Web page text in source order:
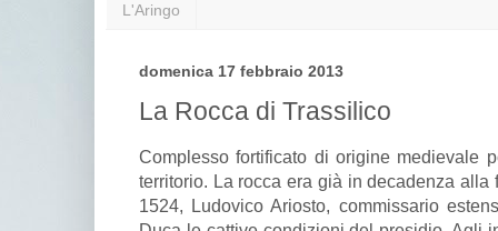
L'Aringo
domenica 17 febbraio 2013
La Rocca di Trassilico
Complesso fortificato di origine medievale
territorio. La rocca era già in decadenza
1524, Ludovico Ariosto, commissario